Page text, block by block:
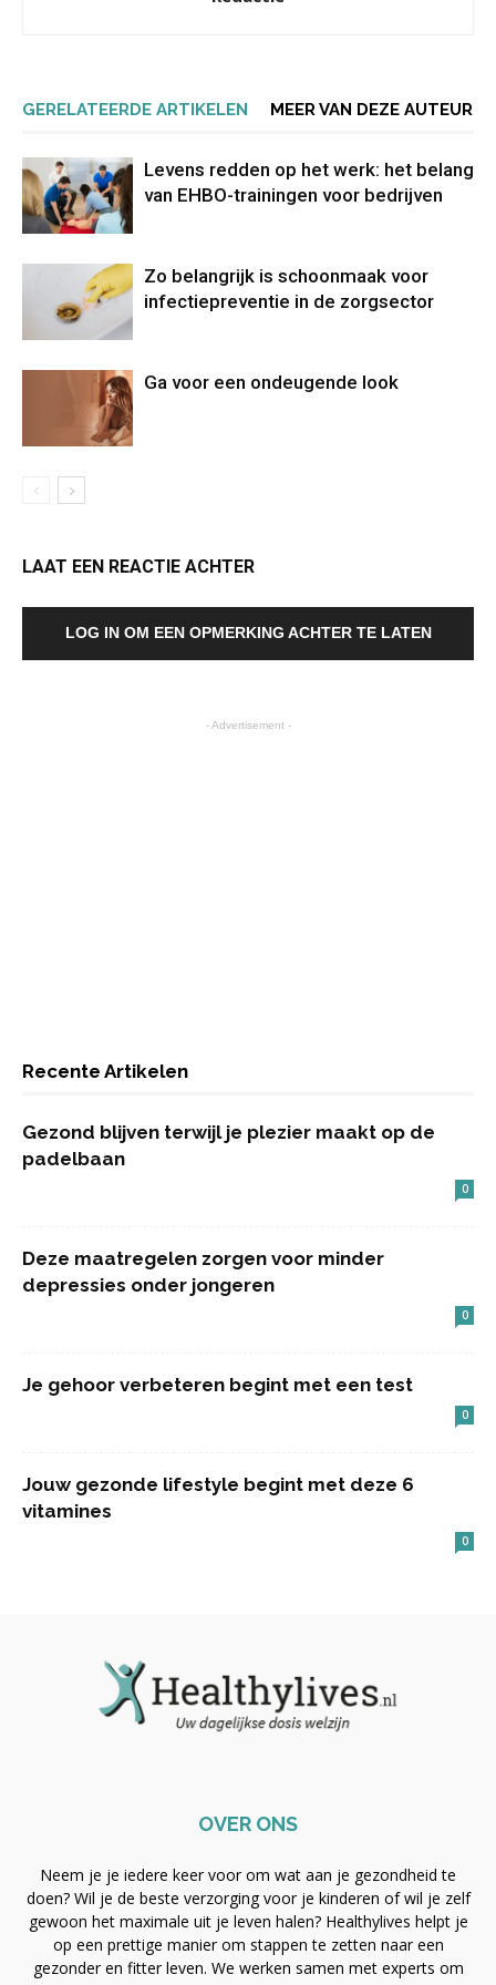
GERELATEERDE ARTIKELEN MEER VAN DEZE AUTEUR
Levens redden op het werk: het belang
van EHBO-trainingen voor bedrijven
Zo belangrijk is schoonmaak voor
infectiepreventie in de zorgsector
Ga voor een ondeugende look
LAAT EEN REACTIE ACHTER
LOG IN OM EEN OPMERKING ACHTER TE LATEN
- Advertisement -
Recente Artikelen
Gezond blijven terwijl je plezier maakt op de
padelbaan
0
Deze maatregelen zorgen voor minder
depressies onder jongeren
0
Je gehoor verbeteren begint met een test
0
Jouw gezonde lifestyle begint met deze 6
vitamines
0
OVER ONS
Neem je je iedere keer voor om wat aan je gezondheid te
doen? Wil je de beste verzorging voor je kinderen of wil je zelf
gewoon het maximale uit je leven halen? Healthylives helpt je
op een prettige manier om stappen te zetten naar een
gezonder en fitter leven. We werken samen met experts om